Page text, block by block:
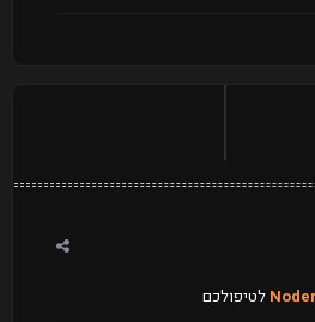
לטיפולכם